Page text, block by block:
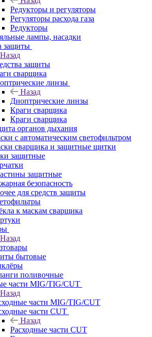
Редукторы и регуляторы
Регуляторы расхода газа
Редукторы
лампы, насадки
защиты
Назад
защиты
сварщика
линзы
Назад
Диоптрические линзы
Краги сварщика
Краги сварщика
органов дыхания
с автоматическим светофильтром
сварщика и защитные щитки
защитные
защитные
безопасность
для средств защиты
к маскам сварщика
Назад
бытовые
поливочные
части MIG/TIG/CUT
Назад
части MIG/TIG/CUT
части CUT
Назад
Расходные части CUT